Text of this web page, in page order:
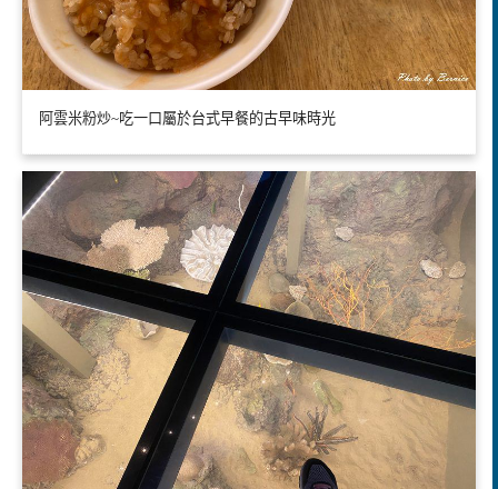
阿雲米粉炒~吃一口屬於台式早餐的古早味時光